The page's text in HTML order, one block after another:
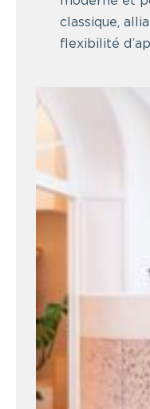
classique,
flexibilité